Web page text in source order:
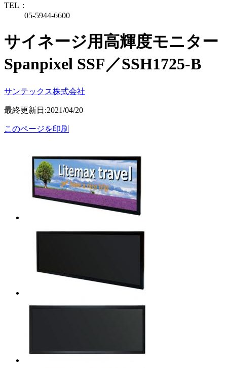
TEL：
05-5944-6600
サイネージ用高輝度モニター
Spanpixel SSF／SSH1725-B
サンテックス株式会社
最終更新日:2021/04/20
このページを印刷